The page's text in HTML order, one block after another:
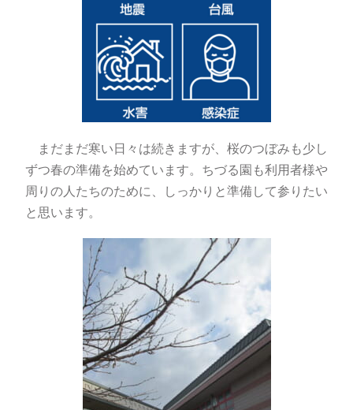
まだまだ寒い日々は続きますが、桜のつぼみも少し
ずつ春の準備を始めています。ちづる園も利用者様や
周りの人たちのために、しっかりと準備して参りたい
と思います。